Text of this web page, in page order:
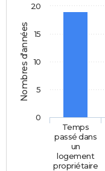
Nombres d'années
Temps
passé dans
un
logement
propriétaire
0
5
10
15
20